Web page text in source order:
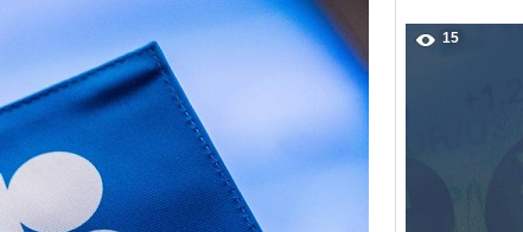
15